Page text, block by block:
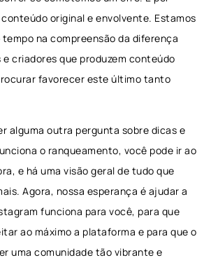
original e envolvente. Estamos
na compreensão da diferença
criadores que produzem conteúdo
favorecer este último tanto
alguma outra pergunta sobre dicas e
o ranqueamento, você pode ir ao
e há uma visão geral de tudo que
Agora, nossa esperança é ajudar a
funciona para você, para que
ao máximo a plataforma e para que o
uma comunidade tão vibrante e